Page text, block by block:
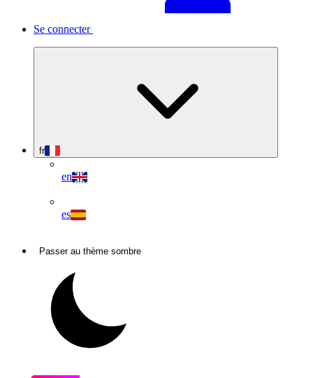
Se connecter
fr
en
es
Passer au thème sombre